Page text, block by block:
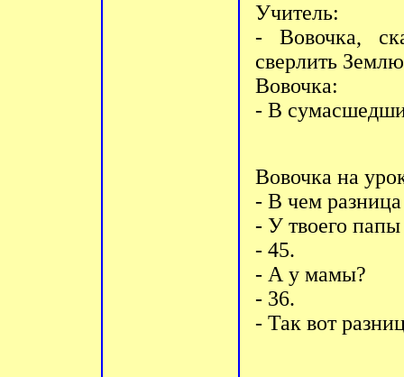
Учитель:
- Вовочка,
свеpлить
Вовочка:
- В
Вовочка на
- В чем
- У твоего
- 45.
- А у мамы?
- 36.
- Так вот